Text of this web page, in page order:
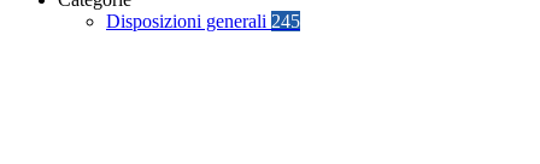
Disposizioni generali 245